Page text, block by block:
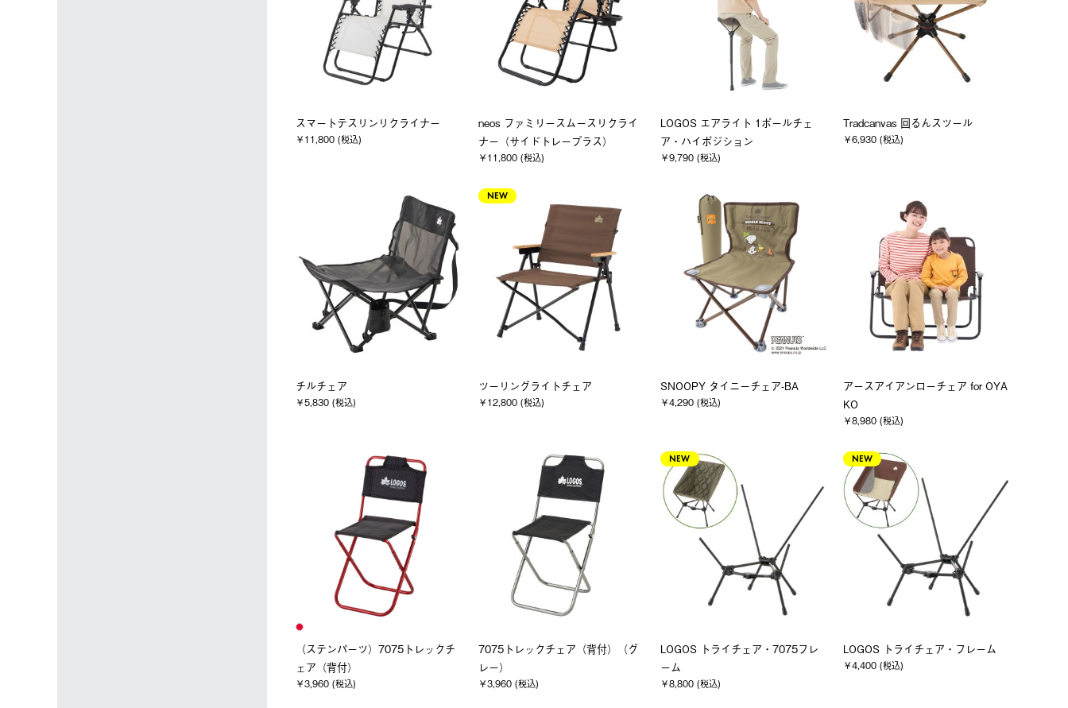
スマートテスリンリクライナー
￥11,800 (税込)
neos ファミリースムースリクライ
ナー（サイドトレープラス）
￥11,800 (税込)
LOGOS エアライト 1ポールチェ
ア・ハイポジション
￥9,790 (税込)
Tradcanvas 回るんスツール
￥6,930 (税込)
チルチェア
￥5,830 (税込)
NEW
ツーリングライトチェア
￥12,800 (税込)
SNOOPY タイニーチェア-BA
￥4,290 (税込)
アースアイアンローチェア for OYA
KO
￥8,980 (税込)
（ステンパーツ）7075トレックチ
ェア（背付）
￥3,960 (税込)
7075トレックチェア（背付）（グ
レー）
￥3,960 (税込)
NEW
LOGOS トライチェア・7075フレ
ーム
￥8,800 (税込)
NEW
LOGOS トライチェア・フレーム
￥4,400 (税込)